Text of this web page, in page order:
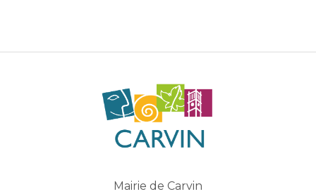
Mairie de Carvin